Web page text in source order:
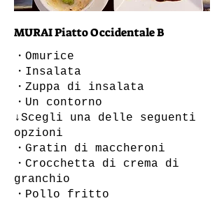
MURAI Piatto Occidentale B
・Omurice
・Insalata
・Zuppa di insalata
・Un contorno
↓Scegli una delle seguenti
opzioni
・Gratin di maccheroni
・Crocchetta di crema di
granchio
・Pollo fritto